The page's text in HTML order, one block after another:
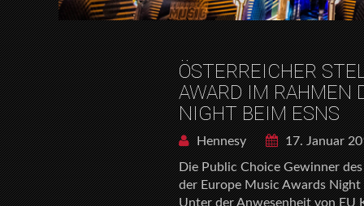
ÖSTERREICHER
AWARD IM RAHMEN
NIGHT BEIM ESNS
Hennesy
17. Januar
Die Public Choice Gewinner
der Europe Music Awards
Unter der Anwesenheit von EU